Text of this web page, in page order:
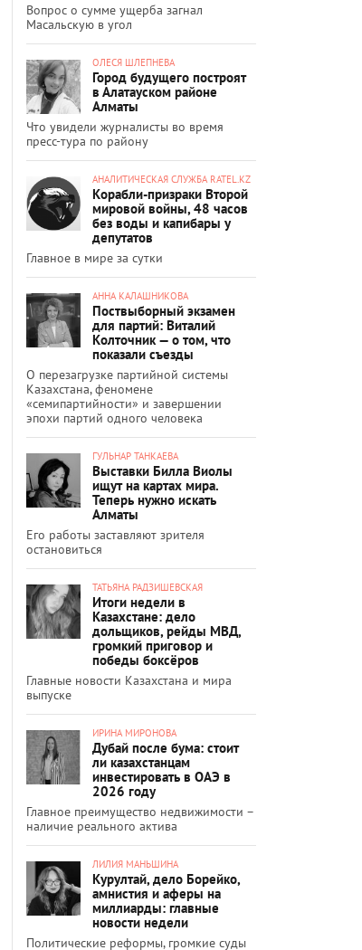
Вопрос о сумме ущерба загнал
Масальскую в угол
ОЛЕСЯ ШЛЕПНЕВА
Город будущего построят
в Алатауском районе
Алматы
Что увидели журналисты во время
пресс-тура по району
АНАЛИТИЧЕСКАЯ СЛУЖБА RATEL.KZ
Корабли-призраки Второй
мировой войны, 48 часов
без воды и капибары у
депутатов
Главное в мире за сутки
АННА КАЛАШНИКОВА
Поствыборный экзамен
для партий: Виталий
Колточник — о том, что
показали съезды
О перезагрузке партийной системы
Казахстана, феномене
«семипартийности» и завершении
эпохи партий одного человека
ГУЛЬНАР ТАНКАЕВА
Выставки Билла Виолы
ищут на картах мира.
Теперь нужно искать
Алматы
Его работы заставляют зрителя
остановиться
ТАТЬЯНА РАДЗИШЕВСКАЯ
Итоги недели в
Казахстане: дело
дольщиков, рейды МВД,
громкий приговор и
победы боксёров
Главные новости Казахстана и мира
выпуске
ИРИНА МИРОНОВА
Дубай после бума: стоит
ли казахстанцам
инвестировать в ОАЭ в
2026 году
Главное преимущество недвижимости –
наличие реального актива
ЛИЛИЯ МАНЬШИНА
Курултай, дело Борейко,
амнистия и аферы на
миллиарды: главные
новости недели
Политические реформы, громкие суды